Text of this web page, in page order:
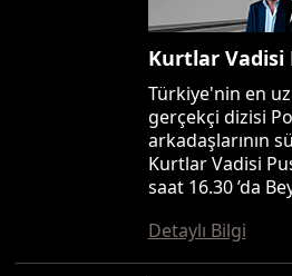
Kurtlar Vadisi
Türkiye'nin en
gerçekçi dizisi
arkadaşlarının
Kurtlar Vadisi
saat 16.30 ’da
Detaylı Bilgi